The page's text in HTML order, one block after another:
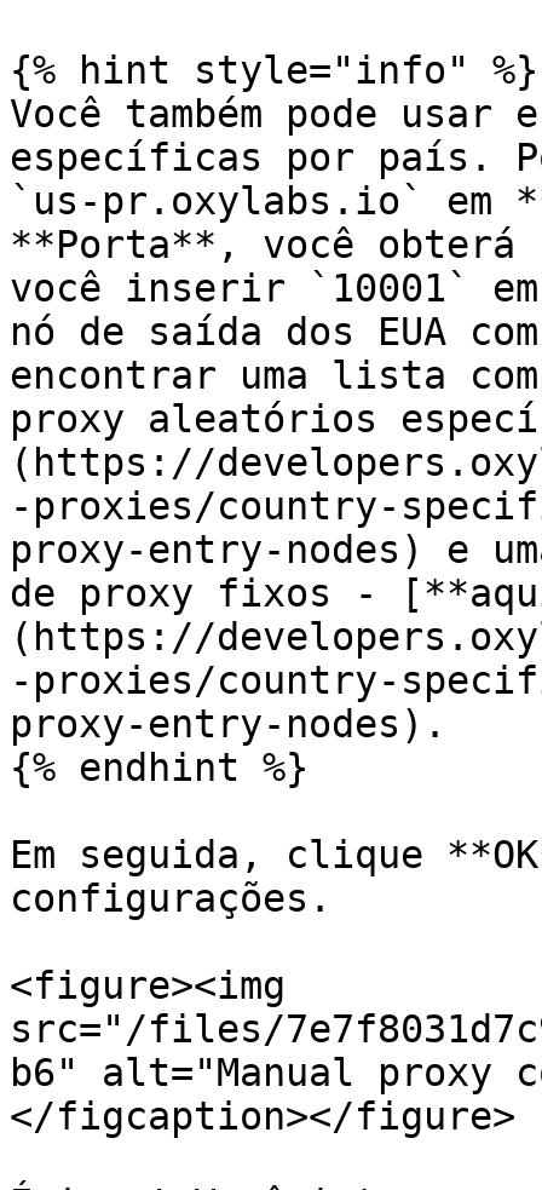
{% hint style="info" %}
Você também pode
específicas por país.
`us-pr.oxylabs.io` em
**Porta**, você obterá
você inserir `10001`
nó de saída dos EUA
encontrar uma lista
proxy aleatórios
(https://
-proxies/country-
proxy-entry-nodes) e
de proxy fixos -
(https://
-proxies/country-
proxy-entry-nodes).
{% endhint %}
Em seguida, clique
configurações.
<figure><img
src="/files/
b6" alt="Manual proxy
</figcaption></figure>